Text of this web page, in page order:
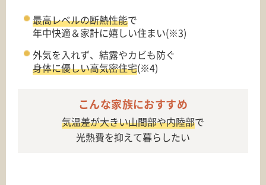
最高レベルの断熱性能で
年中快適＆家計に嬉しい住まい(※3)
外気を入れず、結露やカビも防ぐ
身体に優しい高気密住宅(※4)
こんな家族におすすめ
気温差が大きい山間部や内陸部で
光熱費を抑えて暮らしたい